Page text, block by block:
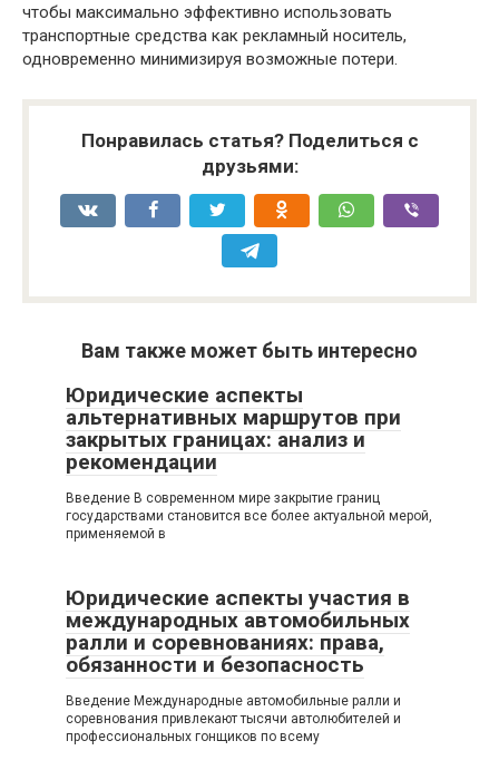
чтобы максимально эффективно использовать
транспортные средства как рекламный носитель,
одновременно минимизируя возможные потери.
Понравилась статья? Поделиться с
друзьями:
Вам также может быть интересно
Юридические аспекты
альтернативных маршрутов при
закрытых границах: анализ и
рекомендации
Введение В современном мире закрытие границ
государствами становится все более актуальной мерой,
применяемой в
Юридические аспекты участия в
международных автомобильных
ралли и соревнованиях: права,
обязанности и безопасность
Введение Международные автомобильные ралли и
соревнования привлекают тысячи автолюбителей и
профессиональных гонщиков по всему